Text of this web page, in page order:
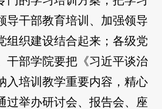
导干部教育培训、加强领导
组织建设结合起来；各级党
干部学院要把《习近平谈治
入培训教学重要内容，精心
过举办研讨会、报告会、座